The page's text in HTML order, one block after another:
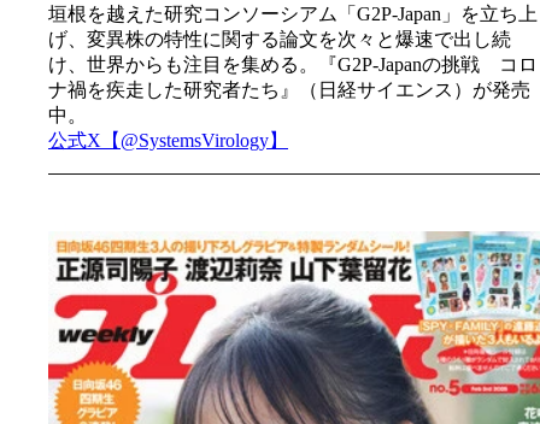
垣根を越えた研究コンソーシアム「G2P-Japan」を立ち上
げ、変異株の特性に関する論文を次々と爆速で出し続
け、世界からも注目を集める。『G2P-Japanの挑戦 コロ
ナ禍を疾走した研究者たち』（日経サイエンス）が発売
中。
公式X【@SystemsVirology】